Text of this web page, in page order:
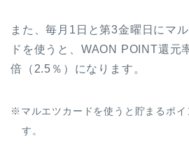
また、毎月1日と第3金曜日にマ
ドを使うと、WAON POINT還元
倍（2.5％）になります。
※マルエツカードを使うと貯まるポ
す。